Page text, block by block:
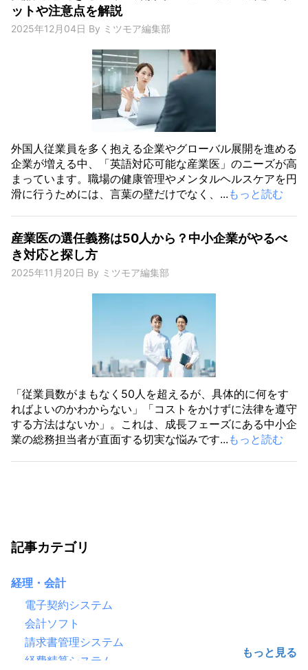
ットや注意点を解説
2025年12月04日 By ミツモア編集部
外国人従業員を多く抱える企業やグローバル展開を進める
企業が増える中、「英語対応可能な産業医」のニーズが高
まっています。職場の健康管理やメンタルヘルスケアを円
滑に行うためには、言葉の壁だけでなく、... もっと読む
産業医の選任義務は50人から？中小企業がやるべ
き対応と探し方
2025年11月20日 By ミツモア編集部
「従業員数がまもなく50人を超えるが、具体的に何をす
ればよいのかわからない」「コストをかけずに法律を遵守
する方法はないか」。これは、成長フェーズにある中小企
業の総務担当者が直面する切実な悩みです... もっと読む
記事カテゴリ
経理・会計
電子契約システム
会計ソフト
請求書管理システム
経費精算システム